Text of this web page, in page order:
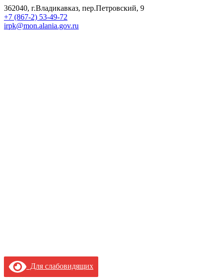
362040, г.Владикавказ, пер.Петровский, 9
+7 (867-2) 53-49-72
irpk@mon.alania.gov.ru
Для слабовидящих